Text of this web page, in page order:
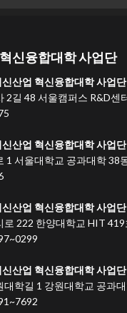
신융합대학 사업단
산업 혁신융합대학 사업단
2길 48 서울캠퍼스 R&D센
산업 혁신융합대학 사업단
1 서울대학교 공과대학 38
산업 혁신융합대학 사업단
로 222 한양대학교 HIT 419
산업 혁신융합대학 사업단
대학길 1 강원대학교 공과